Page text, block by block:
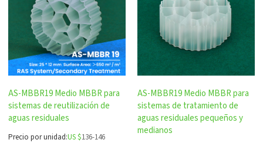
AS-MBBR19 Medio MBBR para
sistemas de reutilización de
aguas residuales
Precio por unidad:US $136-146
AS-MBBR19 Medio MBBR para
sistemas de tratamiento de
aguas residuales pequeños y
medianos